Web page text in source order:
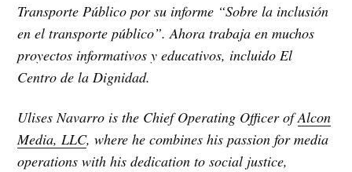
Transporte Público por su informe “Sobre la inclusión
en el transporte público”. Ahora trabaja en muchos
proyectos informativos y educativos, incluido El
Centro de la Dignidad.
Ulises Navarro is the Chief Operating Officer ofAlcon
Media, LLC, where he combines his passion for media
operations with his dedication to social justice,